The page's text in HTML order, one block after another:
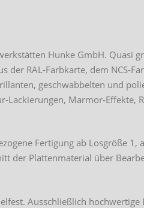
Hunke GmbH. Quasi
der RAL-Farbkarte, dem NCS-
geschwabbelten und
Lackierungen, Marmor-Effekte,
Fertigung ab Losgröße 1,
der Plattenmaterial über
Ausschließlich